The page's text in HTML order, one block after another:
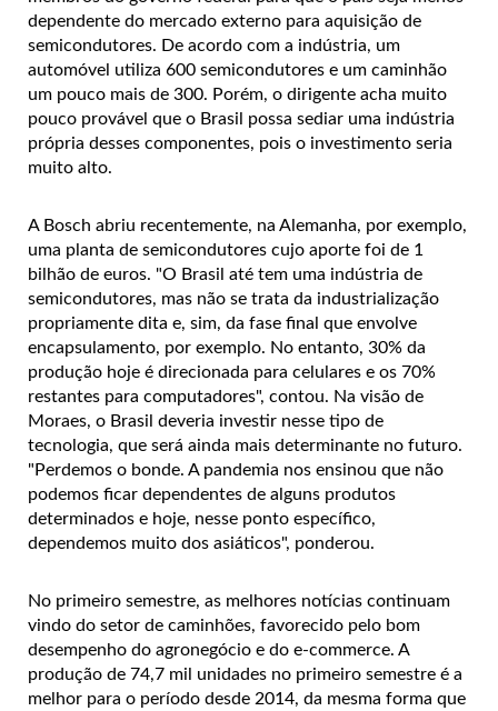
dependente do mercado externo para aquisição de
semicondutores. De acordo com a indústria, um
automóvel utiliza 600 semicondutores e um caminhão
um pouco mais de 300. Porém, o dirigente acha muito
pouco provável que o Brasil possa sediar uma indústria
própria desses componentes, pois o investimento seria
muito alto.
A Bosch abriu recentemente, na Alemanha, por exemplo,
uma planta de semicondutores cujo aporte foi de 1
bilhão de euros. "O Brasil até tem uma indústria de
semicondutores, mas não se trata da industrialização
propriamente dita e, sim, da fase final que envolve
encapsulamento, por exemplo. No entanto, 30% da
produção hoje é direcionada para celulares e os 70%
restantes para computadores", contou. Na visão de
Moraes, o Brasil deveria investir nesse tipo de
tecnologia, que será ainda mais determinante no futuro.
"Perdemos o bonde. A pandemia nos ensinou que não
podemos ficar dependentes de alguns produtos
determinados e hoje, nesse ponto específico,
dependemos muito dos asiáticos", ponderou.
No primeiro semestre, as melhores notícias continuam
vindo do setor de caminhões, favorecido pelo bom
desempenho do agronegócio e do e-commerce. A
produção de 74,7 mil unidades no primeiro semestre é a
melhor para o período desde 2014, da mesma forma que